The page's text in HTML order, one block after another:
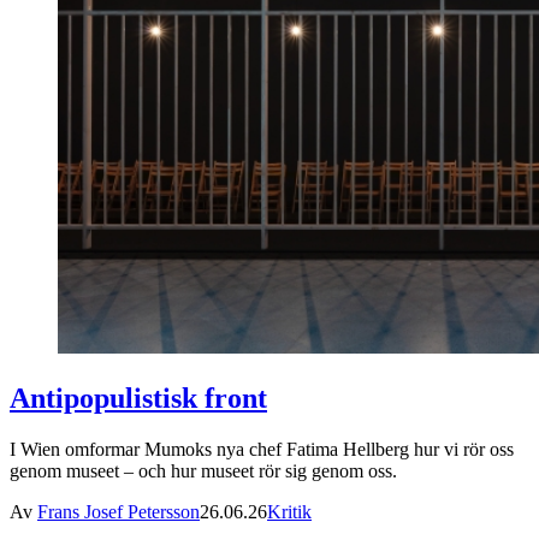
Antipopulistisk front
I Wien omformar Mumoks nya chef Fatima Hellberg hur vi rör oss
genom museet – och hur museet rör sig genom oss.
Av Frans Josef Petersson26.06.26Kritik